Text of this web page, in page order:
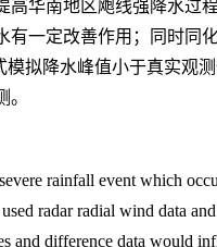
华南地区飑线强降水过
一定改善作用；同时同
拟降水峰值小于真实观
rainfall event which
radar radial wind data
difference data would